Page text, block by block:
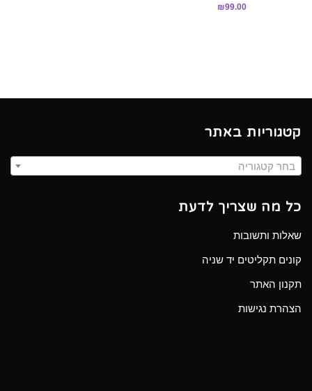
₪99.00
קטגוריות באתר
בחר קטגוריה
כל מה שצריך לדעת
שאלות ותשובות
קונים תקליטים יד שניה
תקנון האתר
הצהרת נגישות